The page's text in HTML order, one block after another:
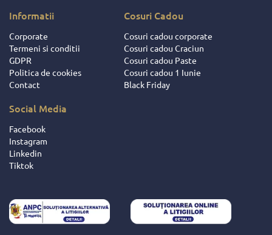
Informatii
Corporate
Termeni si conditii
GDPR
Politica de cookies
Contact
Cosuri Cadou
Cosuri cadou corporate
Cosuri cadou Craciun
Cosuri cadou Paste
Cosuri cadou 1 Iunie
Black Friday
Social Media
Facebook
Instagram
Linkedin
Tiktok